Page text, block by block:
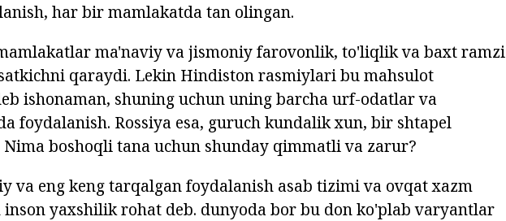
har bir mamlakatda tan olingan.
ma'naviy va jismoniy farovonlik, to'liqlik va baxt ramzi
qaraydi. Lekin Hindiston rasmiylari bu mahsulot
ishonaman, shuning uchun uning barcha urf-odatlar va
foydalanish. Rossiya esa, guruch kundalik xun, bir shtapel
boshoqli tana uchun shunday qimmatli va zarur?
va eng keng tarqalgan foydalanish asab tizimi va ovqat xazm
yaxshilik rohat deb. dunyoda bor bu don ko'plab varyantlar